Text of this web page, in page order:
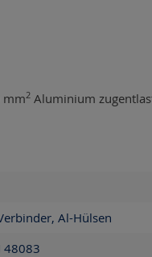
mm2 Aluminium
Al-Hülsen
48083